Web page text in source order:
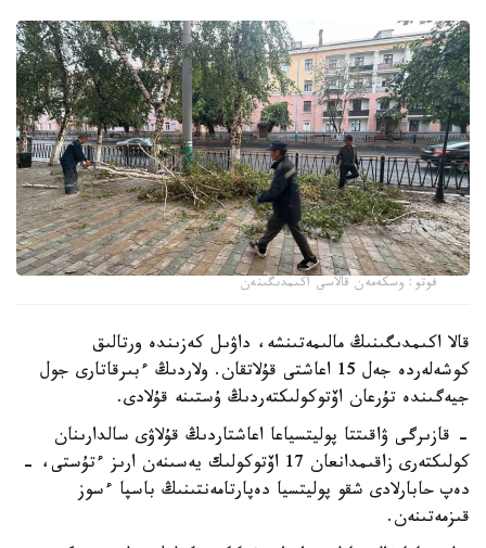
فوتو: وسكەمەن قالاسى اكىمدىگىنەن
قالا اكىمدىگىنىڭ مالىمەتىنشە، داۋىل كەزىندە ورتالىق
كوشەلەردە جەل 15 اعاشتى قۇلاتقان. ولاردىڭ ءبىرقاتارى جول
جيەگىندە تۇرعان اۆتوكولىكتەردىڭ ۇستىنە قۇلادى.
- قازىرگى ۋاقىتتا پوليتسياعا اعاشتاردىڭ قۇلاۋى سالدارىنان
كولىكتەرى زاقىمدانعان 17 اۆتوكولىك يەسىنەن ارىز ءتۇستى، -
دەپ حابارلادى شقو پوليتسيا دەپارتامەنتىنىڭ باسپا ءسوز
قىزمەتىنەن.